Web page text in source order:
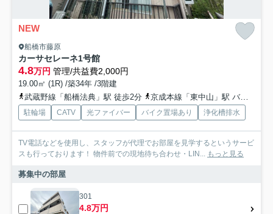
NEW
船橋市藤原
カーサセレーネ1号館
4.8万円 管理/共益費2,000円
19.00㎡ (1R) /築34年 /3階建
武蔵野線「船橋法典」駅 徒歩2分
京成本線「東中山」駅 バス6分 京成バス千葉セントラル「法典」 停歩5分
駐輪場 CATV 光ファイバー バイク置場あり 浄化槽排水
TV電話などを使用し、スタッフが代理でお部屋を見学するというサービ
スも行っております！ 物件前での現地待ち合わせ・LIN... もっと見る
募集中の部屋
301
4.8万円